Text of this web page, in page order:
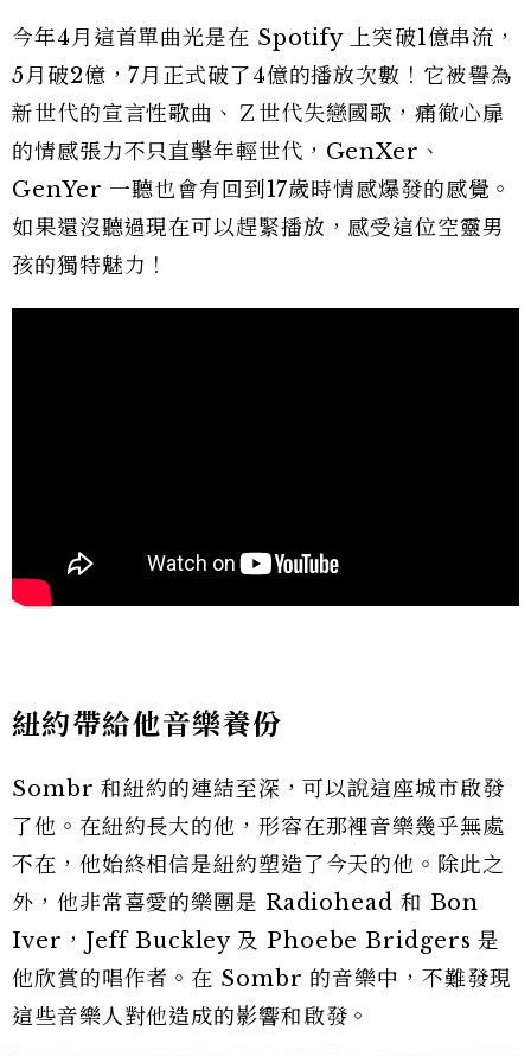
今年4月這首單曲光是在 Spotify 上突破1億串流，
5月破2億，7月正式破了4億的播放次數！它被譽為
新世代的宣言性歌曲、Ｚ世代失戀國歌，痛徹心扉
的情感張力不只直擊年輕世代，GenXer、
GenYer 一聽也會有回到17歲時情感爆發的感覺。
如果還沒聽過現在可以趕緊播放，感受這位空靈男
孩的獨特魅力！
紐約帶給他音樂養份
Sombr 和紐約的連結至深，可以說這座城市啟發
了他。在紐約長大的他，形容在那裡音樂幾乎無處
不在，他始終相信是紐約塑造了今天的他。除此之
外，他非常喜愛的樂團是 Radiohead 和 Bon
Iver，Jeff Buckley 及 Phoebe Bridgers 是
他欣賞的唱作者。在 Sombr 的音樂中，不難發現
這些音樂人對他造成的影響和啟發。